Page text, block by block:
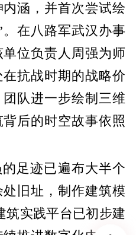
涵，并首次尝试绘
在八路军武汉办事
位负责人周强为师
抗战时期的战略价
队进一步绘制三维
后的时空故事依照
足迹已遍布大半个
旧址，制作建筑模
筑实践平台已初步建